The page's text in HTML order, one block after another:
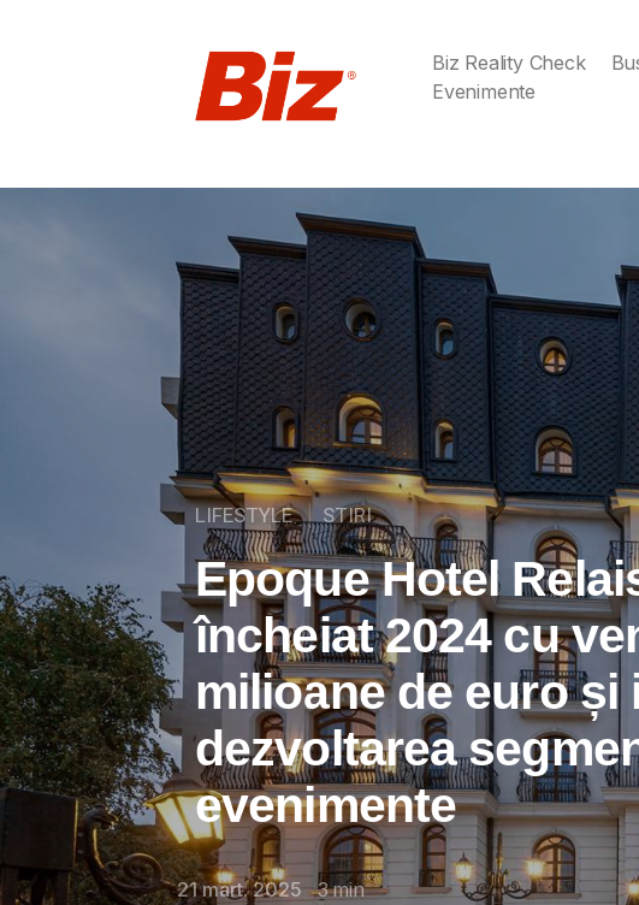
Biz Reality Check
Evenimente
LIFESTYLE STIRI
Epoque Hotel
încheiat 2024 cu
milioane de euro și
dezvoltarea
evenimente
21 mart. 2025 3min